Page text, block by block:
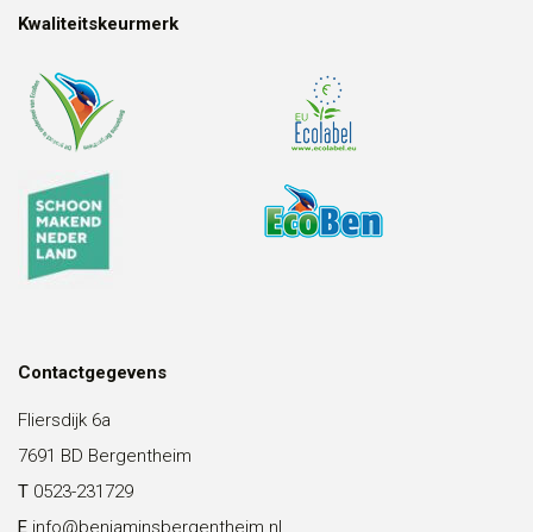
Kwaliteitskeurmerk
Contactgegevens
Fliersdijk 6a
7691 BD Bergentheim
T 0523-231729
E info@benjaminsbergentheim.nl